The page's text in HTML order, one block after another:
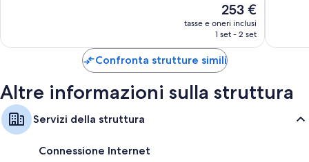
Il
prezzo
attuale
253 €
253 €
tasse e oneri inclusi
1 set - 2 set
Confronta strutture simili
Altre informazioni sulla struttura
Servizi della struttura
Connessione Internet